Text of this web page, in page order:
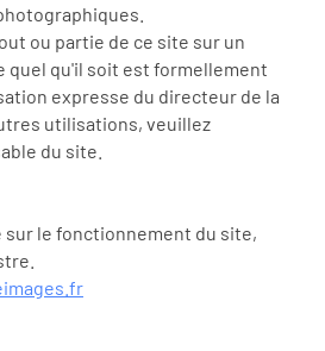
ou partie de ce site sur un
quel qu'il soit est formellement
expresse du directeur de la
utilisations, veuillez
du site.
sur le fonctionnement du site,